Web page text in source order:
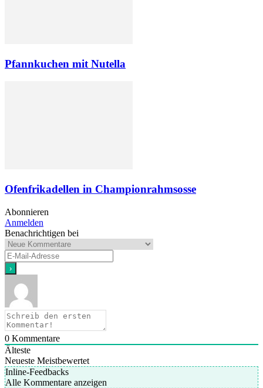
Pfannkuchen mit Nutella
Ofenfrikadellen in Championrahmsosse
Abonnieren
Anmelden
Benachrichtigen bei
0 Kommentare
Älteste
Neueste Meistbewertet
Inline-Feedbacks
Alle Kommentare anzeigen